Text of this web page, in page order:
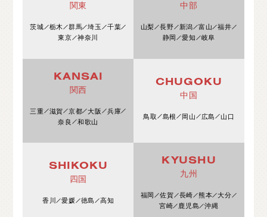
関東
茨城 栃木 群馬 埼玉
千葉
東京
神奈川
中部
山梨 長野 新潟 富山
福井
静岡
愛知 岐阜
KANSAI
関西
三重 滋賀 京都 大阪
兵庫
奈良
和歌山
CHUGOKU
中国
鳥取 島根 岡山 広島 山口
SHIKOKU
四国
香川 愛媛 徳島 高知
KYUSHU
九州
福岡 佐賀 長崎 熊本
大分
宮崎
鹿児島 沖縄